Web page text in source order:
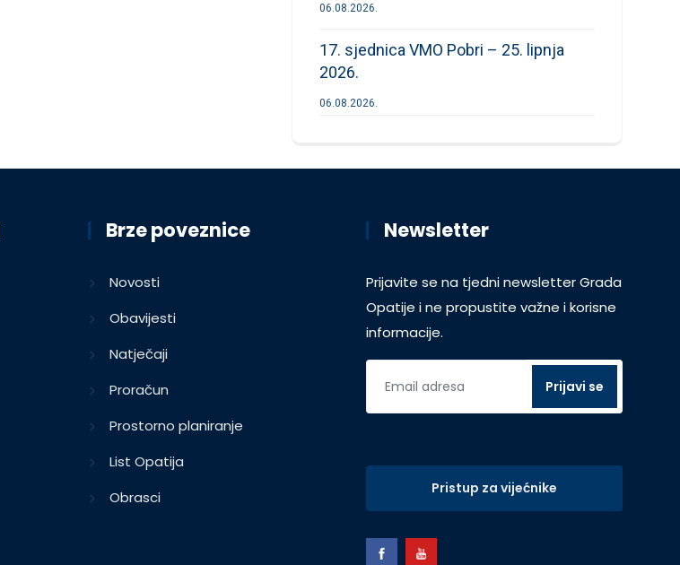
06.08.2026.
17. sjednica VMO Pobri – 25. lipnja
2026.
06.08.2026.
Brze poveznice
Novosti
Obavijesti
Natječaji
Proračun
Prostorno planiranje
List Opatija
Obrasci
Newsletter
Prijavite se na tjedni newsletter Grada
Opatije i ne propustite važne i korisne
informacije.
Pristup za vijećnike